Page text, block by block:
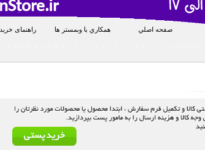
صفحه اصلي همکاري با وبمستر ها راهنمای خرید